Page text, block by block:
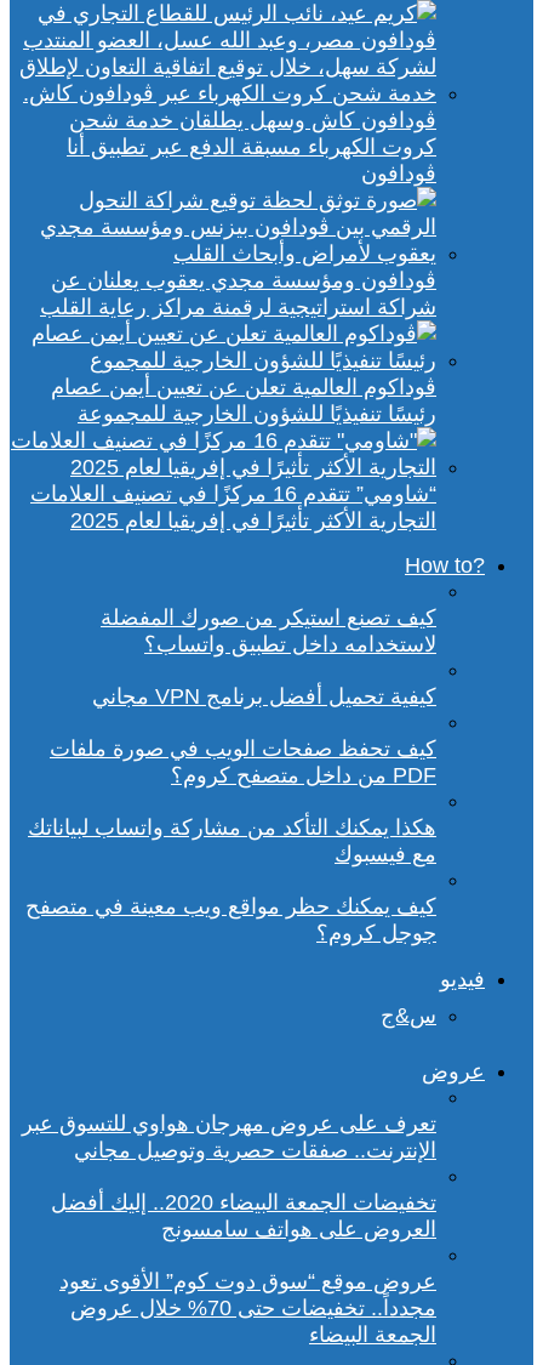
ڤودافون كاش وسهل يطلقان خدمة شحن
كروت الكهرباء مسبقة الدفع عبر تطبيق أنا
ڤودافون
ڤودافون ومؤسسة مجدي يعقوب يعلنان عن
شراكة استراتيجية لرقمنة مراكز رعاية القلب
ڤوداكوم العالمية تعلن عن تعيين أيمن عصام
رئيسًا تنفيذيًا للشؤون الخارجية للمجموعة
“شاومي” تتقدم 16 مركزًا في تصنيف العلامات
التجارية الأكثر تأثيرًا في إفريقيا لعام 2025
?How to
كيف تصنع استيكر من صورك المفضلة
لاستخدامه داخل تطبيق واتساب؟
كيفية تحميل أفضل برنامج VPN مجاني
كيف تحفظ صفحات الويب في صورة ملفات
PDF من داخل متصفح كروم؟
هكذا يمكنك التأكد من مشاركة واتساب لبياناتك
مع فيسبوك
كيف يمكنك حظر مواقع ويب معينة في متصفح
جوجل كروم؟
فيديو
س&ج
عروض
تعرف على عروض مهرجان هواوي للتسوق عبر
الإنترنت.. صفقات حصرية وتوصيل مجاني
تخفيضات الجمعة البيضاء 2020.. إليك أفضل
العروض على هواتف سامسونج
عروض موقع “سوق دوت كوم” الأقوى تعود
مجدداً.. تخفيضات حتى 70% خلال عروض
الجمعة البيضاء